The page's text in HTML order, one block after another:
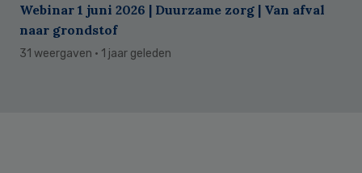
Webinar 1 juni 2026 | Duurzame zorg | Van afval
naar grondstof
31 weergaven · 1 jaar geleden